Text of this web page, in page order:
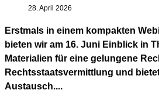
28. April 2026
Erstmals in einem kompakten
bieten wir am 16. Juni Einblick in
Materialien für eine gelungene
Rechtsstaatsvermittlung und
Austausch....